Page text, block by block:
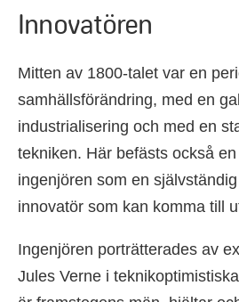
Innovatören
Mitten av 1800-talet var en
samhällsförändring, med en
industrialisering och med en
tekniken. Här befästs också
ingenjören som en
innovatör som kan komma till
Ingenjören porträtterades av
Jules Verne i